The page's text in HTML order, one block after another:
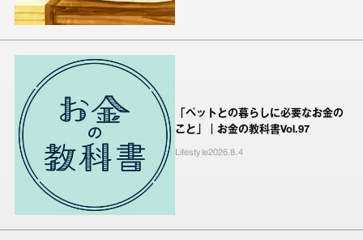
「ペットとの暮らしに必要なお金の
こと」｜お金の教科書Vol.97
Lifestyle2026.8.4